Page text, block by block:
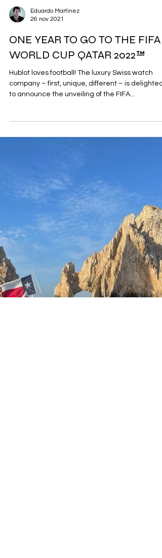
Eduardo Martínez
26 nov 2021
ONE YEAR TO GO TO THE FIFA
WORLD CUP QATAR 2022™
to announce the unveiling of the FIFA...